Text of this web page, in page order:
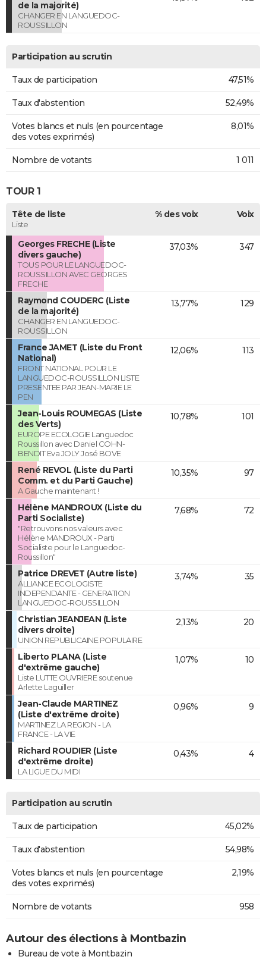
de la majorité)
CHANGER EN LANGUEDOC-
ROUSSILLON
Participation au scrutin
Taux de participation 47,51%
Taux d'abstention 52,49%
Votes blancs et nuls (en pourcentage
des votes exprimés)
8,01%
Nombre de votants 1 011
TOUR 1
Tête de liste
Liste
% des voix Voix
Georges FRECHE (Liste
divers gauche)
TOUS POUR LE LANGUEDOC-
ROUSSILLON AVEC GEORGES
FRECHE
37,03% 347
Raymond COUDERC (Liste
de la majorité)
CHANGER EN LANGUEDOC-
ROUSSILLON
13,77% 129
France JAMET (Liste du Front
National)
FRONT NATIONAL POUR LE
LANGUEDOC-ROUSSILLON LISTE
PRESENTEE PAR JEAN-MARIE LE
PEN
12,06% 113
Jean-Louis ROUMEGAS (Liste
des Verts)
EUROPE ECOLOGIE Languedoc
Roussillon avec Daniel COHN-
BENDIT Eva JOLY José BOVE
10,78% 101
René REVOL (Liste du Parti
Comm. et du Parti Gauche)
A Gauche maintenant !
10,35% 97
Hélène MANDROUX (Liste du
Parti Socialiste)
"Retrouvons nos valeurs avec
Hélène MANDROUX - Parti
Socialiste pour le Languedoc-
Roussillon"
7,68% 72
Patrice DREVET (Autre liste)
ALLIANCE ECOLOGISTE
INDEPENDANTE - GENERATION
LANGUEDOC-ROUSSILLON
3,74% 35
Christian JEANJEAN (Liste
divers droite)
UNION REPUBLICAINE POPULAIRE
2,13% 20
Liberto PLANA (Liste
d'extrême gauche)
Liste LUTTE OUVRIERE soutenue
Arlette Laguiller
1,07% 10
Jean-Claude MARTINEZ
(Liste d'extrême droite)
MARTINEZ LA REGION - LA
FRANCE - LA VIE
0,96% 9
Richard ROUDIER (Liste
d'extrême droite)
LA LIGUE DU MIDI
0,43% 4
Participation au scrutin
Taux de participation 45,02%
Taux d'abstention 54,98%
Votes blancs et nuls (en pourcentage
des votes exprimés)
2,19%
Nombre de votants 958
Autour des élections à Montbazin
Bureau de vote à Montbazin